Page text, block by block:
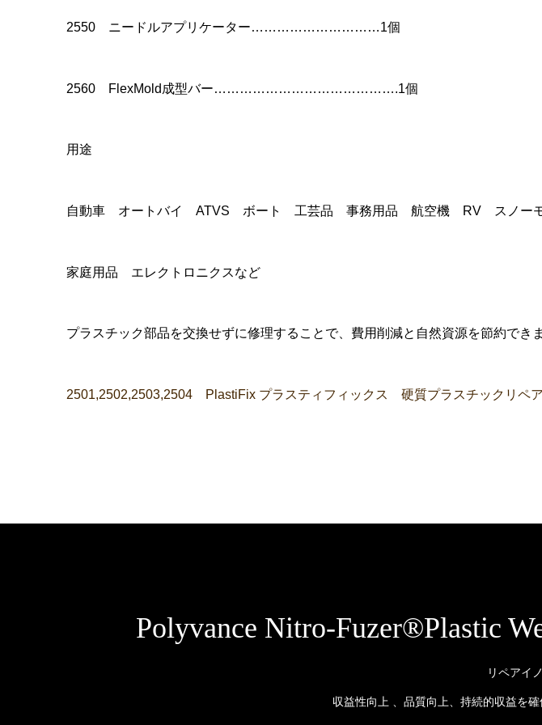
2550 ニードルアプリケーター…………………………1個
2560 FlexMold成型バー…………………………………….1個
用途
自動車 オートバイ ATVS ボート 工芸品 事務用品 航空機 RV スノー
家庭用品 エレクトロニクスなど
プラスチック部品を交換せずに修理することで、費用削減と自然資源を節約できま
2501,2502,2503,2504 PlastiFix プラスティフィックス 硬質プラスチックリペ
Polyvance Nitro-Fuzer®Plastic
リペアイ
収益性向上 、品質向上、持続的収益を